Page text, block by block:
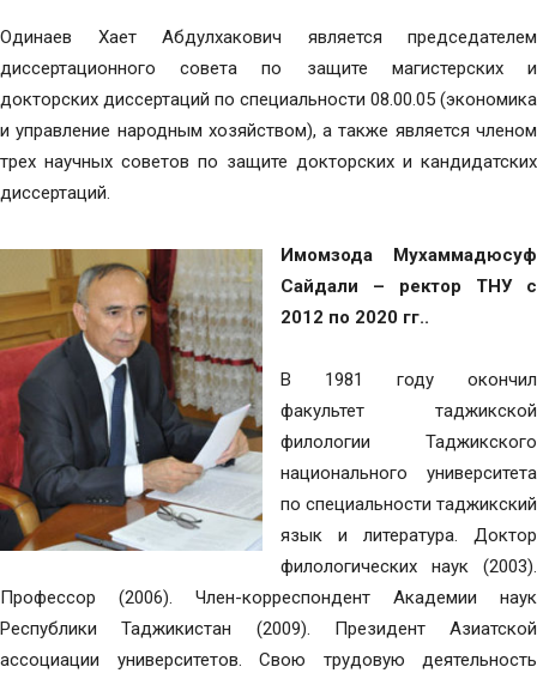
Одинаев Хает Абдулхакович является председателем
диссертационного совета по защите магистерских и
докторских диссертаций по специальности 08.00.05 (экономика
и управление народным хозяйством), а также является членом
трех научных советов по защите докторских и кандидатских
диссертаций.
Имомзода Мухаммадюсуф
Сайдали – ректор ТНУ с
2012 по 2020 гг..
В 1981 году окончил
факультет таджикской
филологии Таджикского
национального университета
по специальности таджикский
язык и литература. Доктор
филологических наук (2003).
Профессор (2006). Член-корреспондент Академии наук
Республики Таджикистан (2009). Президент Азиатской
ассоциации университетов. Свою трудовую деятельность